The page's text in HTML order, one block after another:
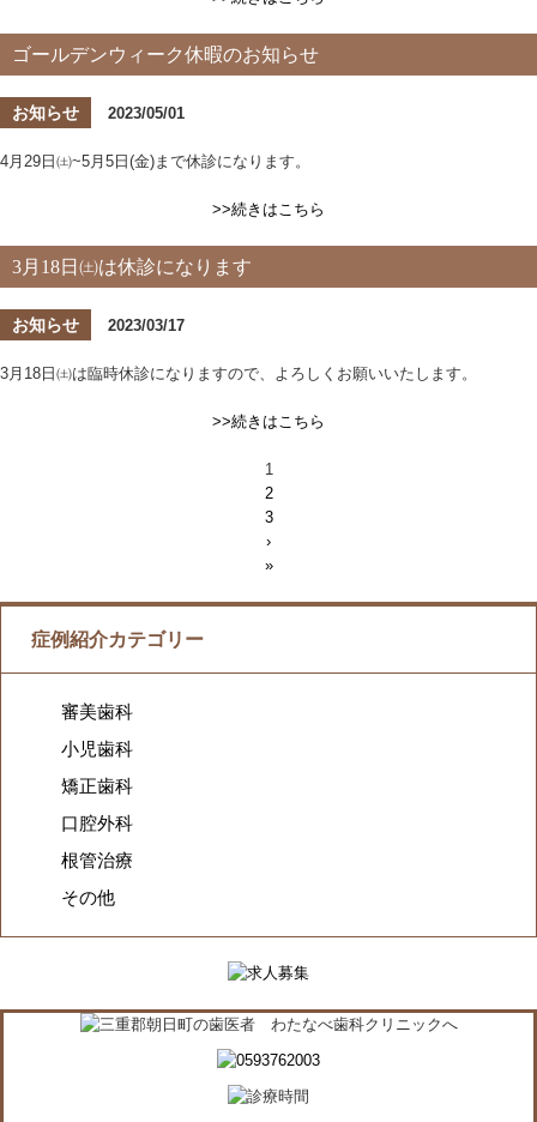
ゴールデンウィーク休暇のお知らせ
お知らせ 2023/05/01
4月29日㈯~5月5日(金)まで休診になります。
>>続きはこちら
3月18日㈯は休診になります
お知らせ 2023/03/17
3月18日㈯は臨時休診になりますので、よろしくお願いいたします。
>>続きはこちら
1
2
3
›
»
症例紹介カテゴリー
審美歯科
小児歯科
矯正歯科
口腔外科
根管治療
その他